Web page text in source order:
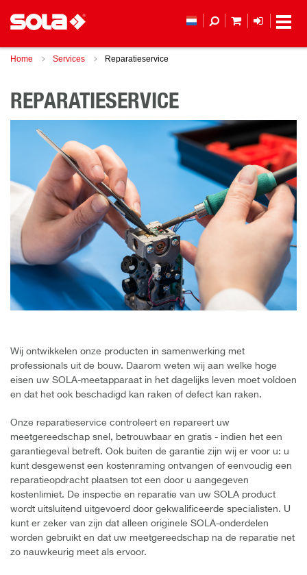
Home Services Reparatieservice
REPARATIESERVICE
Wij ontwikkelen onze producten in samenwerking met
professionals uit de bouw. Daarom weten wij aan welke hoge
eisen uw SOLA-meetapparaat in het dagelijks leven moet voldoen
en dat het ook beschadigd kan raken of defect kan raken.
Onze reparatieservice controleert en repareert uw
meetgereedschap snel, betrouwbaar en gratis - indien het een
garantiegeval betreft. Ook buiten de garantie zijn wij er voor u: u
kunt desgewenst een kostenraming ontvangen of eenvoudig een
reparatieopdracht plaatsen tot een door u aangegeven
kostenlimiet. De inspectie en reparatie van uw SOLA product
wordt uitsluitend uitgevoerd door gekwalificeerde specialisten. U
kunt er zeker van zijn dat alleen originele SOLA-onderdelen
worden gebruikt en dat uw meetgereedschap na de reparatie net
zo nauwkeurig meet als ervoor.
MIJN LOGIN